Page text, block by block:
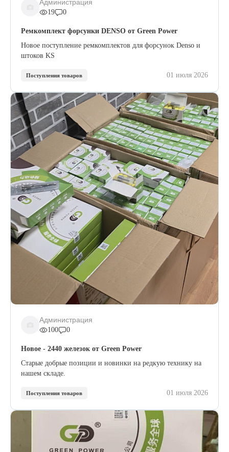
Администрация
19 0
Ремкомплект форсунки DENSO от Green Power
Новое поступление ремкомплектов для форсунок Denso и
штоков KS
Поступления товаров 01 июля 2026
Администрация
100 0
Новое - 2440 железок от Green Power
Старые добрые позиции и новинки на редкую технику на
нашем складе.
Поступления товаров 01 июля 2026